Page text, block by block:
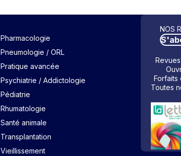
Pharmacologie
Pneumologie / ORL
Pratique avancée
Psychiatrie / Addictologie
Pédiatrie
Rhumatologie
Santé animale
Transplantation
Vieillissement
NOS
Forfaits
Toutes